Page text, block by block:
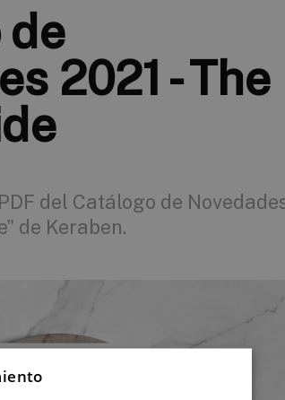
de
2021 - The
del Catálogo de
de Keraben.